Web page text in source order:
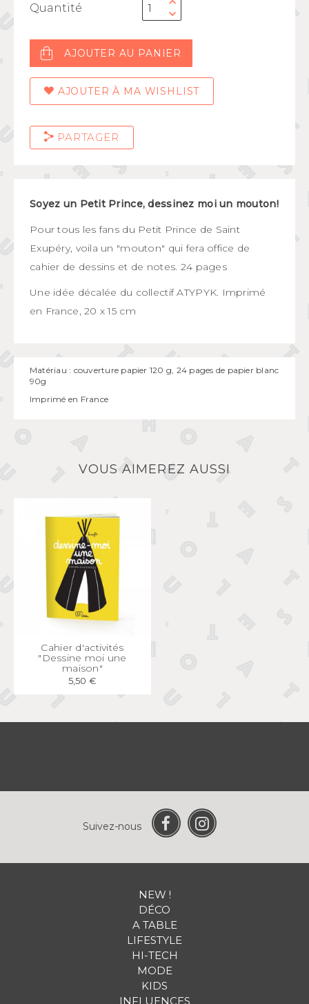
Quantité
AJOUTER AU PANIER
AJOUTER À MA WISHLIST
PARTAGER
Soyez un Petit Prince, dessinez moi un mouton!
Pour tous les fans du Petit Prince de Saint
Exupéry, voila un "mouton" qui fera office de
cahier de dessins et de notes. 24 pages
Une idée décalée du collectif ATYPYK. Imprimé
en France, 20 x 15 cm
Matériau : couverture papier 120 g, 24 pages de papier blanc
90g
Imprimé en France
VOUS AIMEREZ AUSSI
APERÇU RAPIDE
Cahier d'activités
"Dessine moi une
maison"
5,50 €
Suivez-nous
NEW !
DÉCO
A TABLE
LIFESTYLE
HI-TECH
MODE
KIDS
INFLUENCES